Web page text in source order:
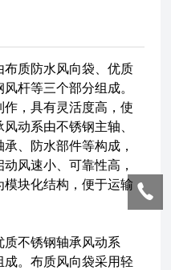
质防水风向袋、优质
杆等三个部分组成。
，具有灵活度高，使
动系由不锈钢主轴、
、防水部件等构成，
风速小、可靠性高，
块化结构，便于运输
质不锈钢轴承风动系
。布质风向袋采用轻